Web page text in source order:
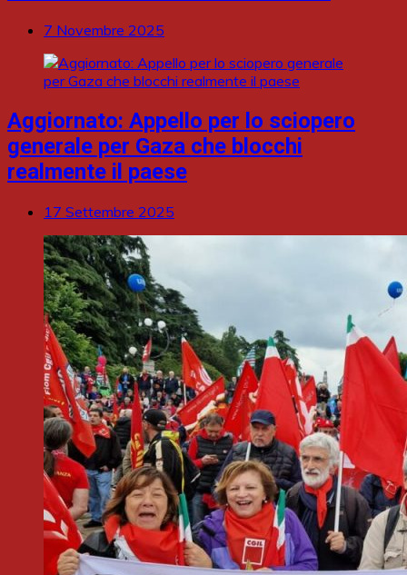
7 Novembre 2025
Aggiornato: Appello per lo sciopero
generale per Gaza che blocchi
realmente il paese
17 Settembre 2025